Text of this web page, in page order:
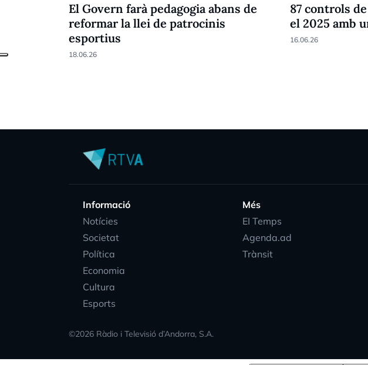
El Govern farà pedagogia abans de
reformar la llei de patrocinis
esportius
18.06.26
87 controls
el 2025 amb
16.06.26
Informació
Notícies
Societat
Política
Economia
Cultura
Esports
Més
EI Temps
Agenda.ad
Trànsit
©2026 Ràdio i Televisió d’Andorra, S.A.